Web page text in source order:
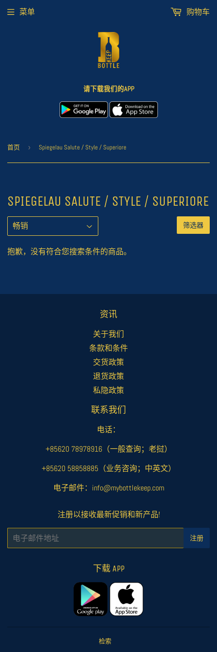
请下载我们的APP
菜单 购物车
首页 › Spiegelau Salute / Style / Superiore
SPIEGELAU SALUTE / STYLE / SUPERIORE
筛选器
抱歉，没有符合您搜索条件的商品。
资讯
关于我们
条款和条件
交货政策
退货政策
私隐政策
联系我们
电话：
+85620 78978916（一般查询；老挝）
+85620 58858885（业务咨询；中英文）
电子邮件：info@mybottlekeep.com
注册以接收最新促销和新产品!
注册
下载 APP
检索